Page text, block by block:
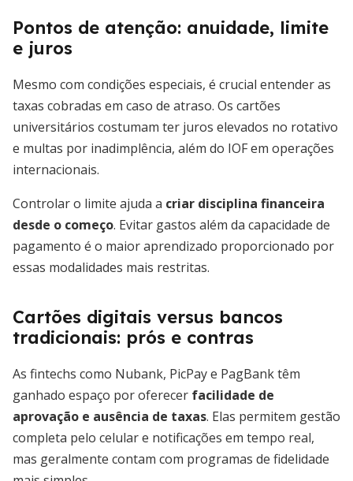
Pontos de atenção: anuidade, limite
e juros
Mesmo com condições especiais, é crucial entender as
taxas cobradas em caso de atraso. Os cartões
universitários costumam ter juros elevados no rotativo
e multas por inadimplência, além do IOF em operações
internacionais.
Controlar o limite ajuda a criar disciplina financeira
desde o começo. Evitar gastos além da capacidade de
pagamento é o maior aprendizado proporcionado por
essas modalidades mais restritas.
Cartões digitais versus bancos
tradicionais: prós e contras
As fintechs como Nubank, PicPay e PagBank têm
ganhado espaço por oferecer facilidade de
aprovação e ausência de taxas. Elas permitem gestão
completa pelo celular e notificações em tempo real,
mas geralmente contam com programas de fidelidade